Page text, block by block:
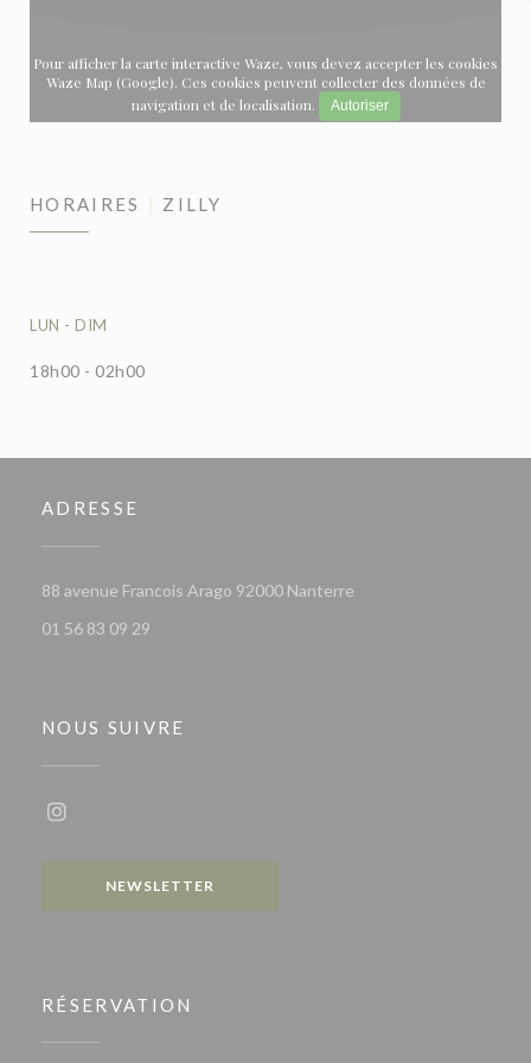
Pour afficher la carte interactive Waze, vous devez accepter les cookies
Waze Map (Google). Ces cookies peuvent collecter des données de
navigation et de localisation.
Autoriser
HORAIRES ZILLY
LUN - DIM
18h00 - 02h00
ADRESSE
88 avenue Francois Arago 92000 Nanterre
01 56 83 09 29
NOUS SUIVRE
NEWSLETTER
RÉSERVATION